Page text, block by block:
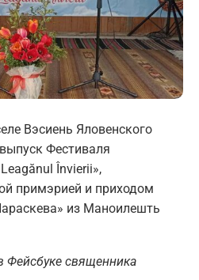
Вэсиень Яловенского
Фестиваля
Învierii»,
примэрией и приходом
из Маноилешть
Фейсбуке священника